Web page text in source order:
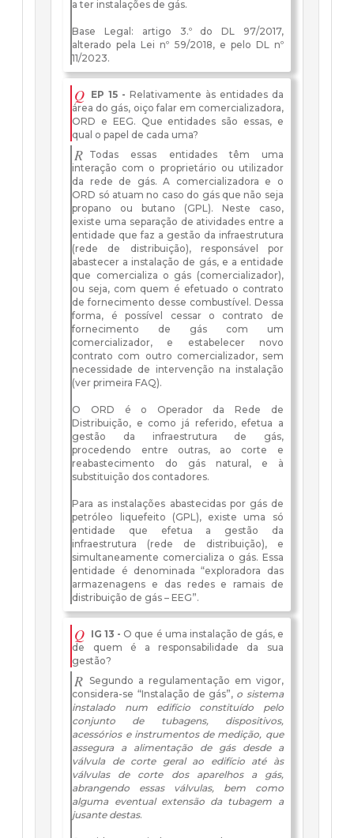
a ter instalações de gás.
Base Legal: artigo 3.º do DL 97/2017,
alterado pela Lei nº 59/2018, e pelo DL nº
11/2023.
Q EP 15 - Relativamente às entidades da
área do gás, oiço falar em comercializadora,
ORD e EEG. Que entidades são essas, e
qual o papel de cada uma?
R Todas essas entidades têm uma
interação com o proprietário ou utilizador
da rede de gás. A comercializadora e o
ORD só atuam no caso do gás que não seja
propano ou butano (GPL). Neste caso,
existe uma separação de atividades entre a
entidade que faz a gestão da infraestrutura
(rede de distribuição), responsável por
abastecer a instalação de gás, e a entidade
que comercializa o gás (comercializador),
ou seja, com quem é efetuado o contrato
de fornecimento desse combustível. Dessa
forma, é possível cessar o contrato de
fornecimento de gás com um
comercializador, e estabelecer novo
contrato com outro comercializador, sem
necessidade de intervenção na instalação
(ver primeira FAQ).
O ORD é o Operador da Rede de
Distribuição, e como já referido, efetua a
gestão da infraestrutura de gás,
procedendo entre outras, ao corte e
reabastecimento do gás natural, e à
substituição dos contadores.
Para as instalações abastecidas por gás de
petróleo liquefeito (GPL), existe uma só
entidade que efetua a gestão da
infraestrutura (rede de distribuição), e
simultaneamente comercializa o gás. Essa
entidade é denominada “exploradora das
armazenagens e das redes e ramais de
distribuição de gás – EEG”.
Q IG 13 - O que é uma instalação de gás, e
de quem é a responsabilidade da sua
gestão?
R Segundo a regulamentação em vigor,
considera-se “Instalação de gás”, o sistema
instalado num edifício constituído pelo
conjunto de tubagens, dispositivos,
acessórios e instrumentos de medição, que
assegura a alimentação de gás desde a
válvula de corte geral ao edifício até às
válvulas de corte dos aparelhos a gás,
abrangendo essas válvulas, bem como
alguma eventual extensão da tubagem a
jusante destas.